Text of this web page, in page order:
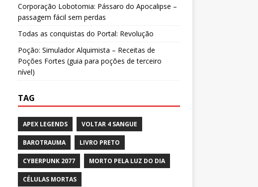
Corporação Lobotomia: Pássaro do Apocalipse –
passagem fácil sem perdas
Todas as conquistas do Portal: Revolução
Poção: Simulador Alquimista – Receitas de
Poções Fortes (guia para poções de terceiro
nível)
TAG
APEX LEGENDS VOLTAR 4 SANGUE
BAROTRAUMA LIVRO PRETO
CYBERPUNK 2077 MORTO PELA LUZ DO DIA
CÉLULAS MORTAS